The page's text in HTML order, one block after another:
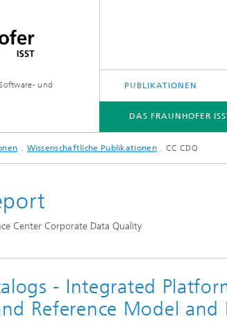
und
PUBLIKATIONEN
DAS FRAUNHOFER
ISST
Wissenschaftliche Publikationen CC CDQ
Center Corporate Data Quality
- Integrated
Reference Model